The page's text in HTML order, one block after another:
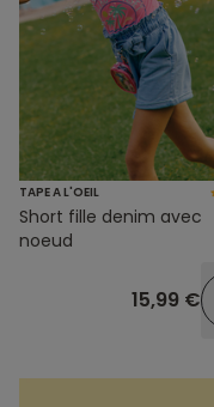
TAPE A L'OEIL
Short fille denim avec
noeud
15,99 €